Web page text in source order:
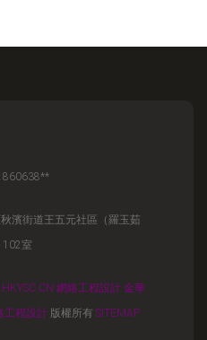
濱街道王五元社區（羅玉茹
102室
網絡工程設計 金華
工程設計 版權所有 SITEMAP